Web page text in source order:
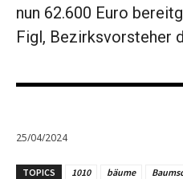
nun 62.600 Euro
Figl, Bezirksvorsteher
25/04/2024
TOPICS 1010 bäume